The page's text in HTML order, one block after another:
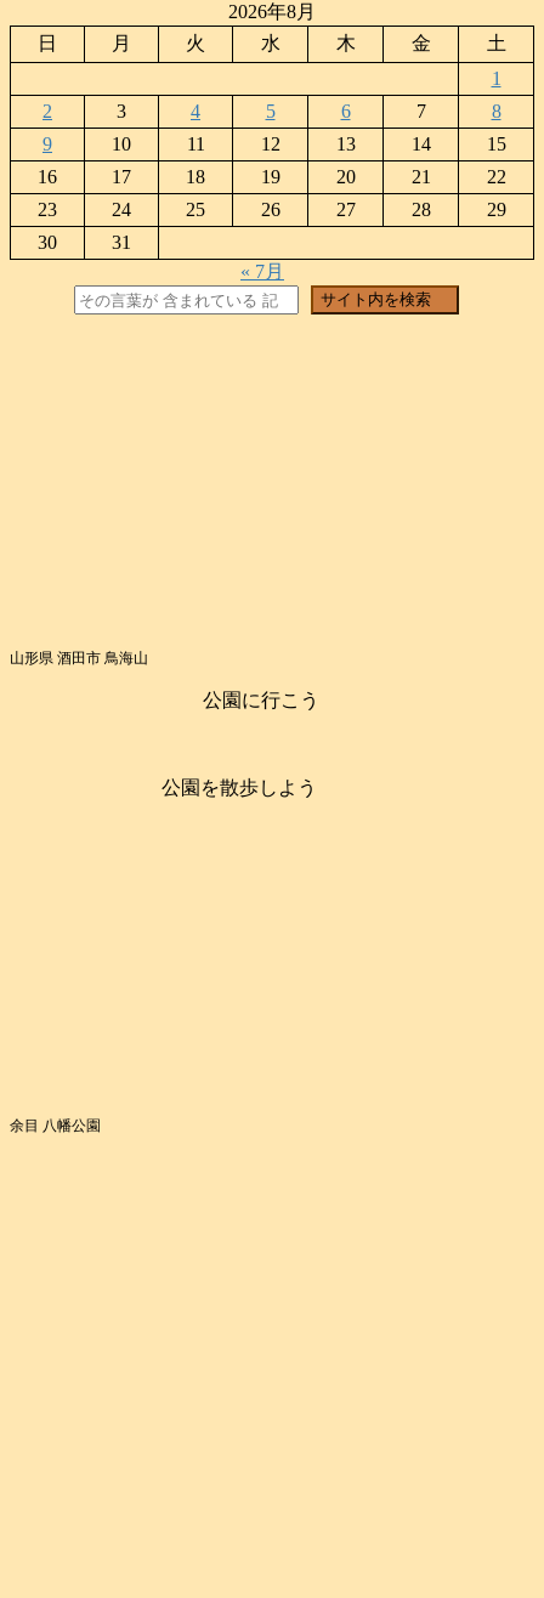
2026年8月
日
月 火 水 木 金
土
1
2
3 4 5 6 7
8
9
10 11 12 13 14
15
16
17 18 19 20 21
22
23
24 25 26 27 28
29
30
31
« 7月
サイト内を検索
山形県 酒田市 鳥海山
公園に行こう
公園を散歩しよう
余目 八幡公園